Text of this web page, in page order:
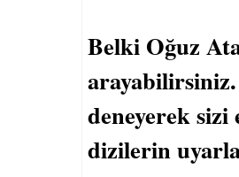
Belki Oğuz
deneyerek
dizilerin